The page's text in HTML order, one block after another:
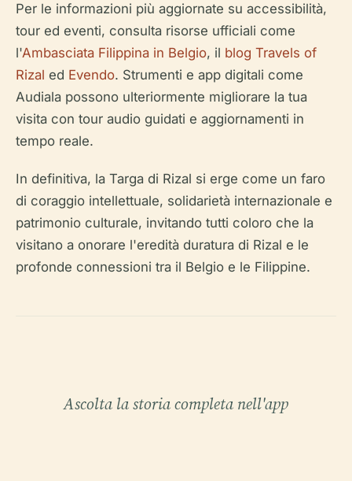
Per le informazioni più aggiornate su accessibilità,
tour ed eventi, consulta risorse ufficiali come
l'Ambasciata Filippina in Belgio, il blog Travels of
Rizal ed Evendo. Strumenti e app digitali come
Audiala possono ulteriormente migliorare la tua
visita con tour audio guidati e aggiornamenti in
tempo reale.
In definitiva, la Targa di Rizal si erge come un faro
di coraggio intellettuale, solidarietà internazionale e
patrimonio culturale, invitando tutti coloro che la
visitano a onorare l'eredità duratura di Rizal e le
profonde connessioni tra il Belgio e le Filippine.
Ascolta la storia completa nell'app